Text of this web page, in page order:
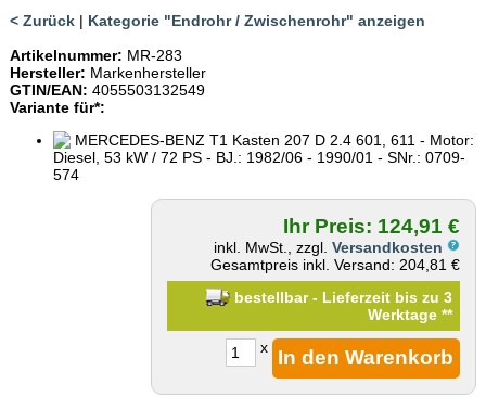
< Zurück| Kategorie "Endrohr / Zwischenrohr" anzeigen
Artikelnummer: MR-283
Hersteller: Markenhersteller
GTIN/EAN: 4055503132549
Variante für*:
MERCEDES-BENZ T1 Kasten 207 D 2.4 601, 611 - Motor:
Diesel, 53 kW / 72 PS - BJ.: 1982/06 - 1990/01 - SNr.: 0709-
574
Ihr Preis: 124,91 €
inkl. MwSt., zzgl.Versandkosten
Gesamtpreis inkl. Versand: 204,81 €
bestellbar - Lieferzeit bis zu 3
Werktage**
x